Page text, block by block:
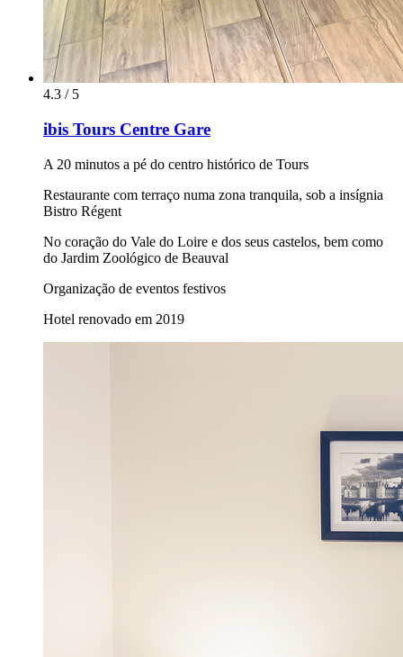
4.3 / 5
ibis Tours Centre Gare
A 20 minutos a pé do centro histórico de Tours
Restaurante com terraço numa zona tranquila, sob a insígnia
Bistro Régent
No coração do Vale do Loire e dos seus castelos, bem como
do Jardim Zoológico de Beauval
Organização de eventos festivos
Hotel renovado em 2019